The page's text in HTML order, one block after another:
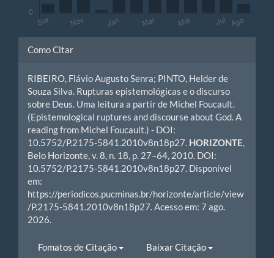
Detalhes
artigo
Como Citar
RIBEIRO, Flávio Augusto Senra; PINTO, Helder de
Souza Silva. Rupturas epistemológicas e o discurso
sobre Deus. Uma leitura a partir de Michel Foucault.
(Epistemological ruptures and discourse about God. A
reading from Michel Foucault.) - DOI:
10.5752/P.2175-5841.2010v8n18p27. HORIZONTE,
Belo Horizonte, v. 8, n. 18, p. 27–64, 2010. DOI:
10.5752/P.2175-5841.2010v8n18p27. Disponível
em:
https://periodicos.pucminas.br/horizonte/article/view
/P.2175-5841.2010v8n18p27. Acesso em: 7 ago.
2026.
Fomatos de Citação Baixar Citação